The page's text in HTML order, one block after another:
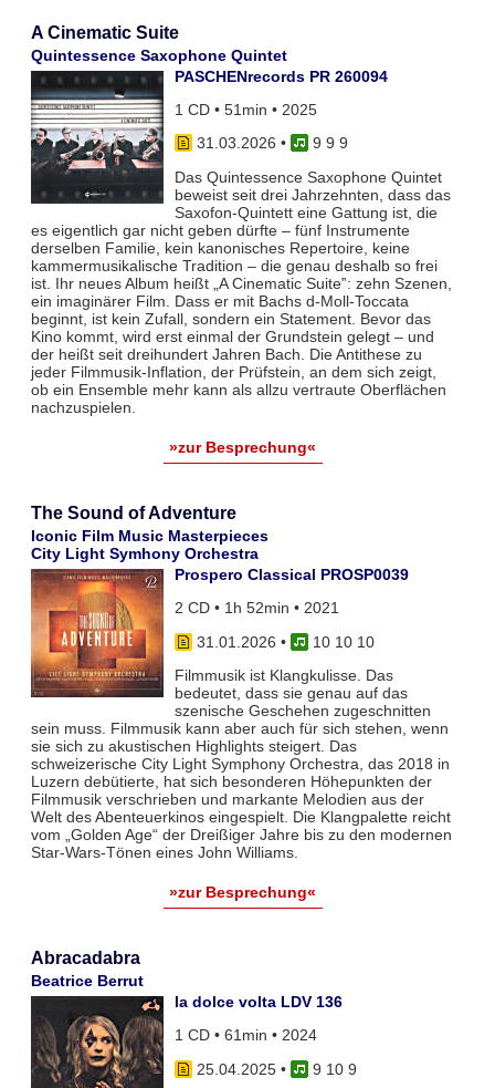
A Cinematic Suite
Quintessence Saxophone Quintet
PASCHENrecords PR 260094
1 CD • 51min • 2025
31.03.2026 •
9 9 9
Das Quintessence Saxophone Quintet
beweist seit drei Jahrzehnten, dass das
Saxofon-Quintett eine Gattung ist, die
es eigentlich gar nicht geben dürfte – fünf Instrumente
derselben Familie, kein kanonisches Repertoire, keine
kammermusikalische Tradition – die genau deshalb so frei
ist. Ihr neues Album heißt „A Cinematic Suite‟: zehn Szenen,
ein imaginärer Film. Dass er mit Bachs d-Moll-Toccata
beginnt, ist kein Zufall, sondern ein Statement. Bevor das
Kino kommt, wird erst einmal der Grundstein gelegt – und
der heißt seit dreihundert Jahren Bach. Die Antithese zu
jeder Filmmusik-Inflation, der Prüfstein, an dem sich zeigt,
ob ein Ensemble mehr kann als allzu vertraute Oberflächen
nachzuspielen.
»zur Besprechung«
The Sound of Adventure
Iconic Film Music Masterpieces
City Light Symhony Orchestra
Prospero Classical PROSP0039
2 CD • 1h 52min • 2021
31.01.2026 •
10 10 10
Filmmusik ist Klangkulisse. Das
bedeutet, dass sie genau auf das
szenische Geschehen zugeschnitten
sein muss. Filmmusik kann aber auch für sich stehen, wenn
sie sich zu akustischen Highlights steigert. Das
schweizerische City Light Symphony Orchestra, das 2018 in
Luzern debütierte, hat sich besonderen Höhepunkten der
Filmmusik verschrieben und markante Melodien aus der
Welt des Abenteuerkinos eingespielt. Die Klangpalette reicht
vom „Golden Age“ der Dreißiger Jahre bis zu den modernen
Star-Wars-Tönen eines John Williams.
»zur Besprechung«
Abracadabra
Beatrice Berrut
la dolce volta LDV 136
1 CD • 61min • 2024
25.04.2025•
9 10 9